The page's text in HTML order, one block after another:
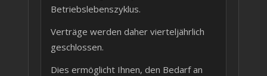
Betriebslebenszyklus.
Verträge werden daher vierteljährlich
geschlossen.
Dies ermöglicht Ihnen, den Bedarf an